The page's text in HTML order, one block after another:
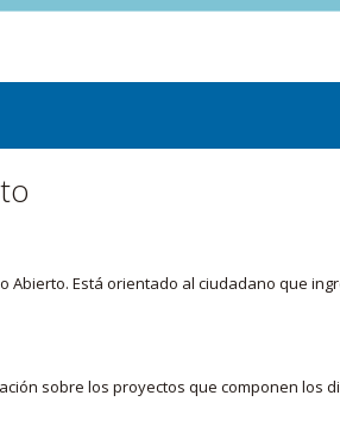
Está orientado al ciudadano que
sobre los proyectos que componen